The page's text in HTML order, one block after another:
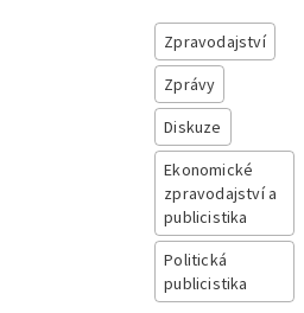
Zpravodajství
Zprávy
Diskuze
Ekonomické
zpravodajství a
publicistika
Politická
publicistika